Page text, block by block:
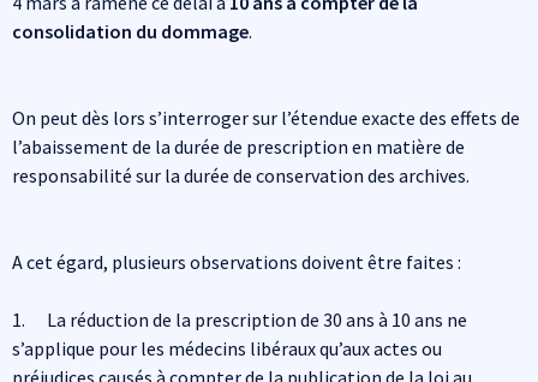
consolidation du dommage.
On peut dès lors s’interroger sur l’étendue exacte des effets de
l’abaissement de la durée de prescription en matière de
responsabilité sur la durée de conservation des archives.
A cet égard, plusieurs observations doivent être faites :
1. La réduction de la prescription de 30 ans à 10 ans ne
s’applique pour les médecins libéraux qu’aux actes ou
préjudices causés à compter de la publication de la loi au